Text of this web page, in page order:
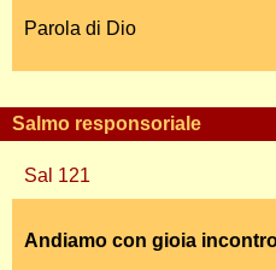
Parola di Dio
Salmo responsoriale
Sal 121
Andiamo con gioia